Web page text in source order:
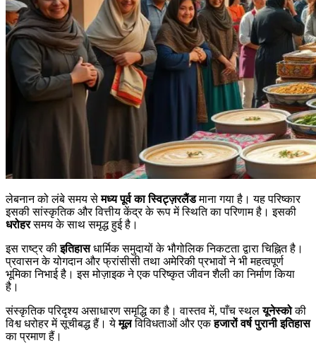
लेबनान को लंबे समय सेमध्य पूर्व का स्विट्ज़रलैंडमाना गया है। यह परिष्कार
इसकी सांस्कृतिक और वित्तीय केंद्र के रूप में स्थिति का परिणाम है। इसकी
धरोहरसमय के साथ समृद्ध हुई है।
इस राष्ट्र कीइतिहासधार्मिक समुदायों के भौगोलिक निकटता द्वारा चिह्नित है।
प्रवासन के योगदान और फ्रांसीसी तथा अमेरिकी प्रभावों ने भी महत्वपूर्ण
भूमिका निभाई है। इस मोज़ाइक ने एक परिष्कृत जीवन शैली का निर्माण किया
है।
संस्कृतिक परिदृश्य असाधारण समृद्धि का है। वास्तव में, पाँच स्थलयूनेस्कोकी
विश्व धरोहर में सूचीबद्ध हैं। येमूलविविधताओं और एकहजारों वर्ष पुरानी इतिहास
का प्रमाण हैं।